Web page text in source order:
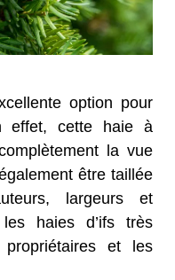
option pour
effet, cette haie à
la vue
être taillée
largeurs et
haies d’ifs très
propriétaires et les